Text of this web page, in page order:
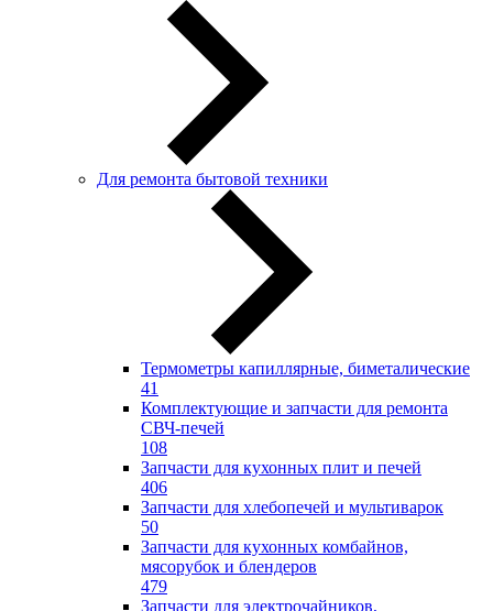
Для ремонта бытовой техники
Термометры капиллярные, биметалические
41
Комплектующие и запчасти для ремонта
СВЧ-печей
108
Запчасти для кухонных плит и печей
406
Запчасти для хлебопечей и мультиварок
50
Запчасти для кухонных комбайнов,
мясорубок и блендеров
479
Запчасти для электрочайников,